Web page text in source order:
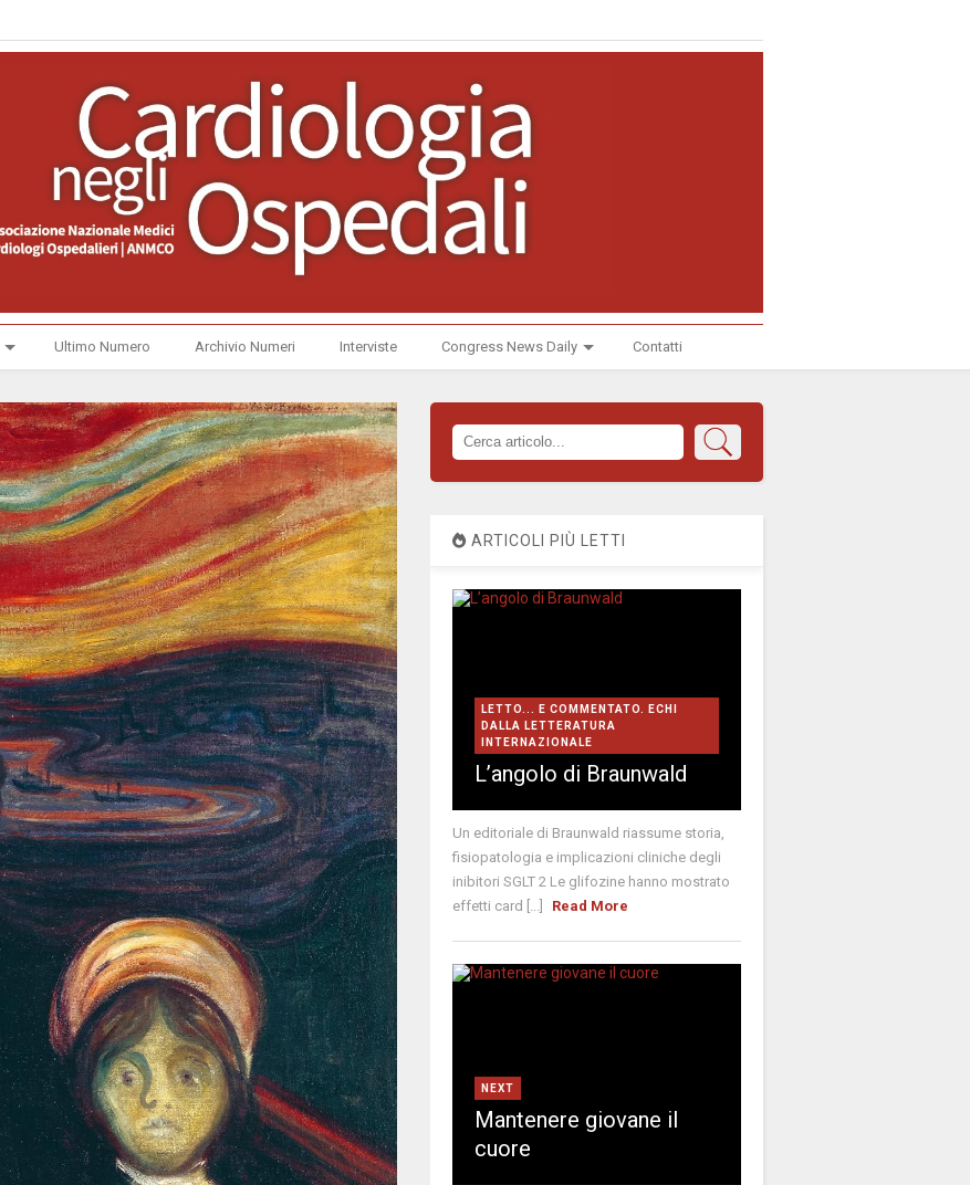
Ultimo Numero Archivio Numeri Interviste Congress News Daily Contatti
ARTICOLI PIÙ LETTI
LETTO... E COMMENTATO. ECHI
DALLA LETTERATURA
INTERNAZIONALE
L’angolo di Braunwald
Un editoriale di Braunwald riassume storia,
fisiopatologia e implicazioni cliniche degli
inibitori SGLT 2 Le glifozine hanno mostrato
effetti card [...]
Read More
NEXT
Mantenere giovane il
cuore